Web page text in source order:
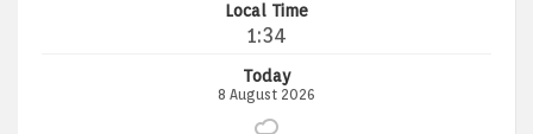
Local Time
1:34
Today
8 August 2026